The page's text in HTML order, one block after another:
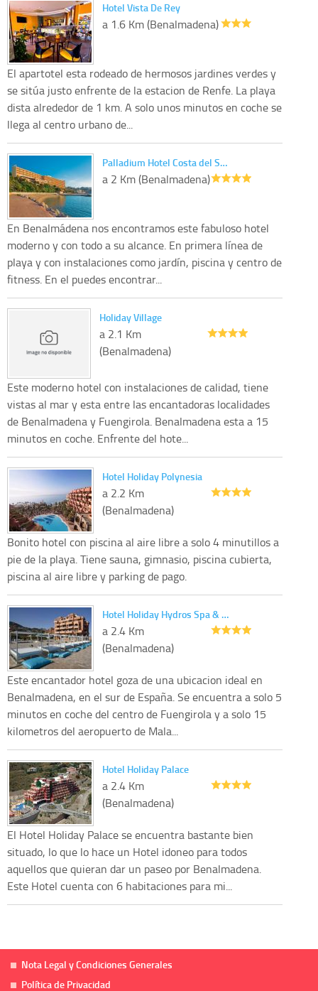
Hotel Vista De Rey
a 1.6 Km (Benalmadena)
El apartotel esta rodeado de hermosos jardines verdes y
se sitúa justo enfrente de la estacion de Renfe. La playa
dista alrededor de 1 km. A solo unos minutos en coche se
llega al centro urbano de...
Palladium Hotel Costa del S…
a 2 Km (Benalmadena)
En Benalmádena nos encontramos este fabuloso hotel
moderno y con todo a su alcance. En primera línea de
playa y con instalaciones como jardín, piscina y centro de
fitness. En el puedes encontrar...
Holiday Village
a 2.1 Km
(Benalmadena)
Este moderno hotel con instalaciones de calidad, tiene
vistas al mar y esta entre las encantadoras localidades
de Benalmadena y Fuengirola. Benalmadena esta a 15
minutos en coche. Enfrente del hote...
Hotel Holiday Polynesia
a 2.2 Km
(Benalmadena)
Bonito hotel con piscina al aire libre a solo 4 minutillos a
pie de la playa. Tiene sauna, gimnasio, piscina cubierta,
piscina al aire libre y parking de pago.
Hotel Holiday Hydros Spa & …
a 2.4 Km
(Benalmadena)
Este encantador hotel goza de una ubicacion ideal en
Benalmadena, en el sur de España. Se encuentra a solo 5
minutos en coche del centro de Fuengirola y a solo 15
kilometros del aeropuerto de Mala...
Hotel Holiday Palace
a 2.4 Km
(Benalmadena)
El Hotel Holiday Palace se encuentra bastante bien
situado, lo que lo hace un Hotel idoneo para todos
aquellos que quieran dar un paseo por Benalmadena.
Este Hotel cuenta con 6 habitaciones para mi...
Nota Legal y Condiciones Generales
Política de Privacidad